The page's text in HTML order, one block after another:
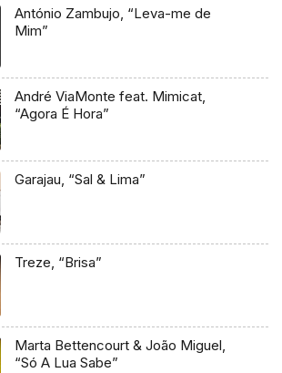
António Zambujo, “Leva-me de
Mim”
André ViaMonte feat. Mimicat,
“Agora É Hora”
Garajau, “Sal & Lima”
Treze, “Brisa”
Marta Bettencourt & João Miguel,
“Só A Lua Sabe”